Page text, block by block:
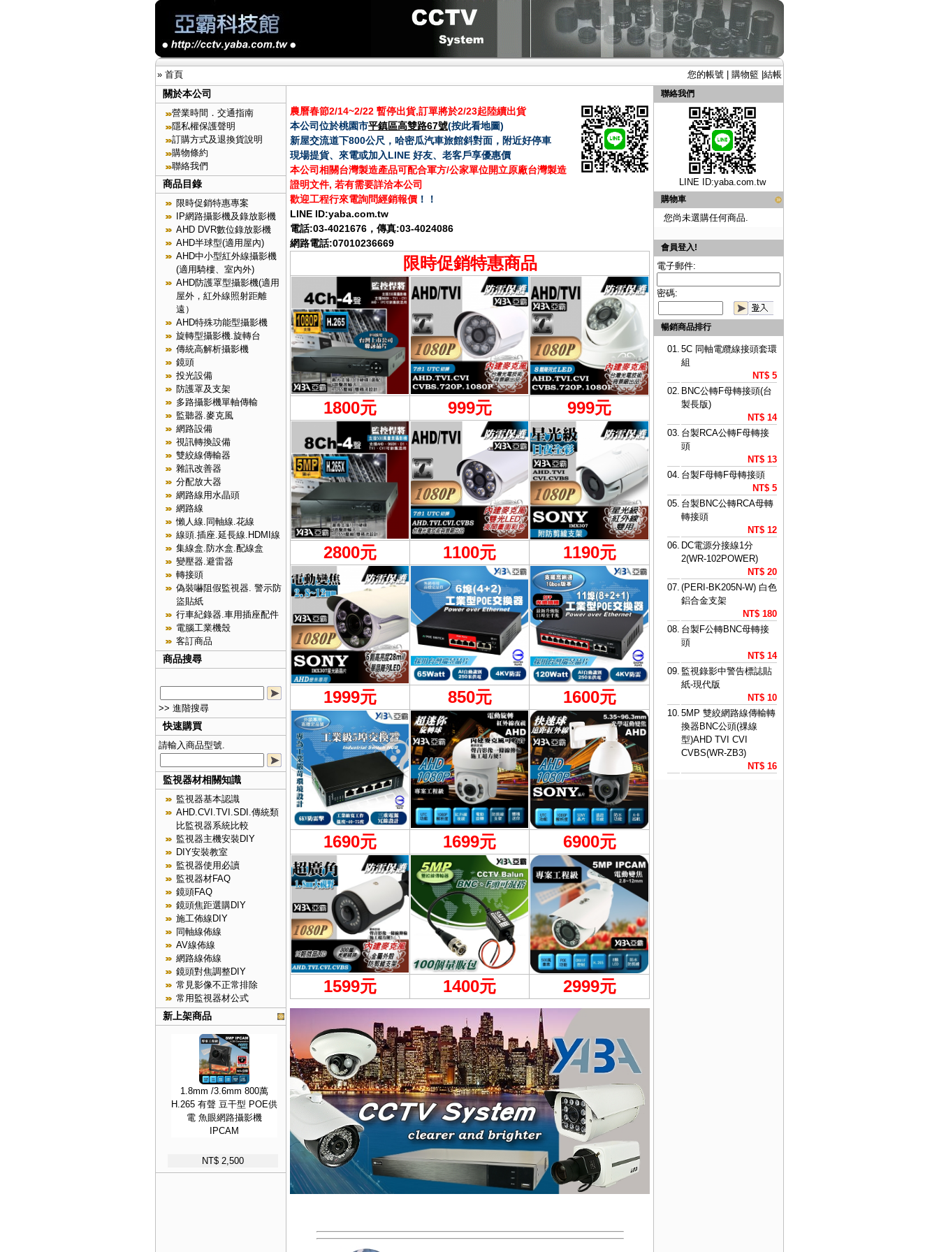
» 首頁 您的帳號 購物籃 結帳
關於本公司
營業時間．交通指南
隱私權保護聲明
訂購方式及退換貨說明
購物條約
聯絡我們
商品目錄
限時促銷特惠專案
IP網路攝影機及錄放影機
AHD DVR數位錄放影機
AHD半球型(適用屋內)
AHD中小型紅外線攝影機
(適用騎樓、室內外)
AHD防護罩型攝影機(適用
屋外，紅外線照射距離
遠）
AHD特殊功能型攝影機
旋轉型攝影機.旋轉台
傳統高解析攝影機
鏡頭
投光設備
防護罩及支架
多路攝影機單軸傳輸
監聽器.麥克風
網路設備
視訊轉換設備
雙絞線傳輸器
雜訊改善器
分配放大器
網路線用水晶頭
網路線
懶人線.同軸線.花線
線頭.插座.延長線.HDMI線
集線盒.防水盒.配線盒
變壓器.避雷器
轉接頭
偽裝嚇阻假監視器. 警示防
盜貼紙
行車紀錄器.車用插座配件
電腦工業機殼
客訂商品
商品搜尋
>> 進階搜尋
快速購買
請輸入商品型號.
監視器材相關知識
監視器基本認識
AHD.CVI.TVI.SDI.傳統類
比監視器系統比較
監視器主機安裝DIY
DIY安裝教室
監視器使用必讀
監視器材FAQ
鏡頭FAQ
鏡頭焦距選購DIY
施工佈線DIY
同軸線佈線
AV線佈線
網路線佈線
鏡頭對焦調整DIY
常見影像不正常排除
常用監視器材公式
新上架商品
1.8mm /3.6mm 800萬
H.265 有聲 豆干型 POE供
電 魚眼網路攝影機
IPCAM
NT$ 2,500
農曆春節2/14~2/22 暫停出貨,訂單將於2/23起陸續出貨
本公司位於桃園市平鎮區高雙路67號(按此看地圖)
新屋交流道下800公尺，哈密瓜汽車旅館斜對面，附近好停車
現場提貨、來電或加入LINE 好友、老客戶享優惠價
本公司相關台灣製造產品可配合軍方/公家單位開立原廠台灣製造
證明文件, 若有需要詳洽本公司
歡迎工程行來電詢問經銷報價 ！！
LINE ID:yaba.com.tw
電話:03-4021676 ，傳真:03-4024086
網路電話:07010236669
限時促銷特惠商品
1800元 999元 999元
2800元 1100元 1190元
1999元 850元 1600元
1690元 1699元 6900元
1599元 1400元 2999元
聯絡我們
LINE ID:yaba.com.tw
購物車
您尚未選購任何商品.
會員登入!
電子郵件:
密碼:
暢銷商品排行
01. 5C 同軸電纜線接頭套環
組
NT$ 5
02. BNC公轉F母轉接頭(台
製長版)
NT$ 14
03. 台製RCA公轉F母轉接
頭
NT$ 13
04. 台製F母轉F母轉接頭
NT$ 5
05. 台製BNC公轉RCA母轉
轉接頭
NT$ 12
06. DC電源分接線1分
2(WR-102POWER)
NT$ 20
07. (PERI-BK205N-W) 白色
鋁合金支架
NT$ 180
08. 台製F公轉BNC母轉接
頭
NT$ 14
09. 監視錄影中警告標誌貼
紙-現代版
NT$ 10
10. 5MP 雙絞網路線傳輸轉
換器BNC公頭(祼線
型)AHD TVI CVI
CVBS(WR-ZB3)
NT$ 16